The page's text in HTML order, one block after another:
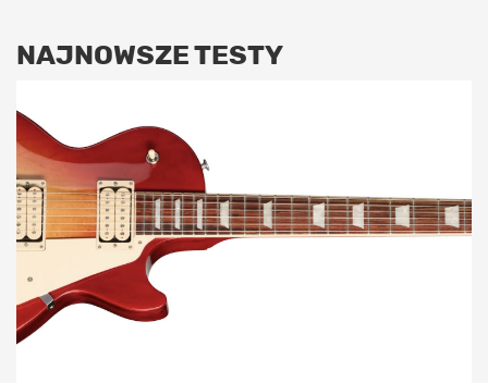
NAJNOWSZE TESTY